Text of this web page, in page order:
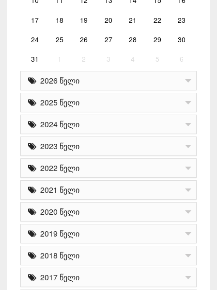
17 18 19 20 21 22 23
24 25 26 27 28 29 30
31 1 2 3 4 5 6
2026 წელი
2025 წელი
2024 წელი
2023 წელი
2022 წელი
2021 წელი
2020 წელი
2019 წელი
2018 წელი
2017 წელი